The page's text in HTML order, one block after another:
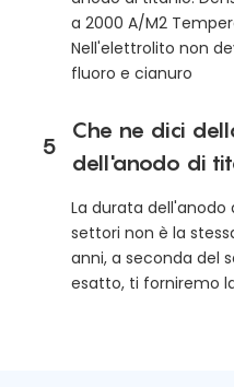
a 2000 A/M2
Nell'elettrolito non
fluoro e cianuro
5
Che ne dici
dell'anodo di
La durata dell'anodo
settori non è la
anni, a seconda del
esatto, ti forniremo